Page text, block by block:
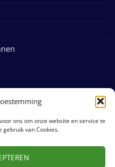
ons om onze website en service te
van Cookies.